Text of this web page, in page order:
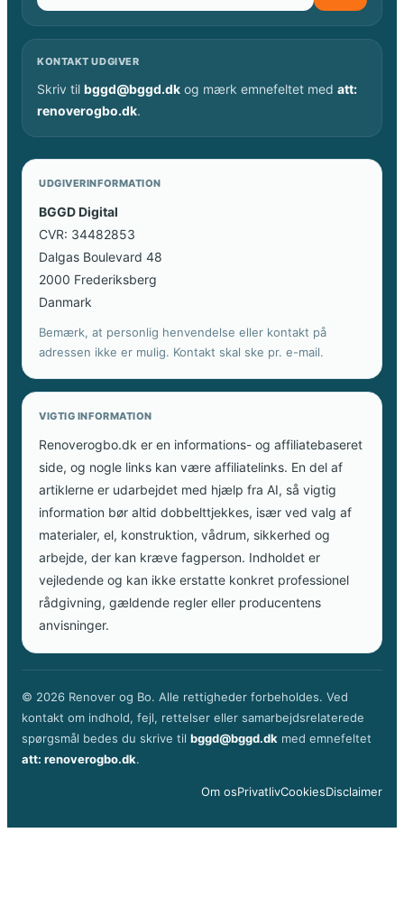
KONTAKT UDGIVER
Skriv til bggd@bggd.dk og mærk emnefeltet med att:
renoverogbo.dk.
UDGIVERINFORMATION
BGGD Digital
CVR: 34482853
Dalgas Boulevard 48
2000 Frederiksberg
Danmark
Bemærk, at personlig henvendelse eller kontakt på
adressen ikke er mulig. Kontakt skal ske pr. e-mail.
VIGTIG INFORMATION
Renoverogbo.dk er en informations- og affiliatebaseret
side, og nogle links kan være affiliatelinks. En del af
artiklerne er udarbejdet med hjælp fra AI, så vigtig
information bør altid dobbelttjekkes, især ved valg af
materialer, el, konstruktion, vådrum, sikkerhed og
arbejde, der kan kræve fagperson. Indholdet er
vejledende og kan ikke erstatte konkret professionel
rådgivning, gældende regler eller producentens
anvisninger.
© 2026 Renover og Bo. Alle rettigheder forbeholdes. Ved
kontakt om indhold, fejl, rettelser eller samarbejdsrelaterede
spørgsmål bedes du skrive til bggd@bggd.dk med emnefeltet
att: renoverogbo.dk.
Om osPrivatlivCookiesDisclaimer